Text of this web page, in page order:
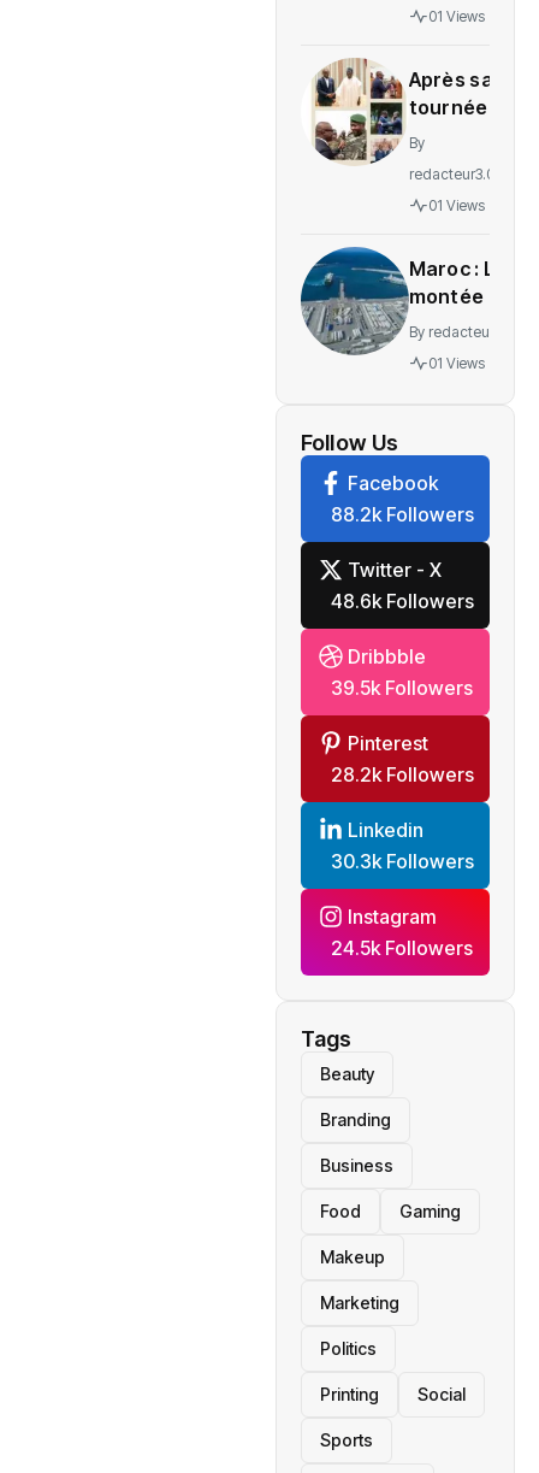
des
Ituri
01 Views
Après sa
tournée
régionale,
de
By
redacteur3.0
01 Views
Maroc : La
montée en
puissance
d’un
de
l’économie
mondiale
By redacteur3.0
01 Views
Follow Us
Facebook
88.2k Followers
Twitter - X
48.6k Followers
Dribbble
39.5k Followers
Pinterest
28.2k Followers
Linkedin
30.3k Followers
Instagram
24.5k Followers
Tags
Beauty
Branding
Business
Food Gaming
Makeup
Marketing
Politics
Printing Social
Sports